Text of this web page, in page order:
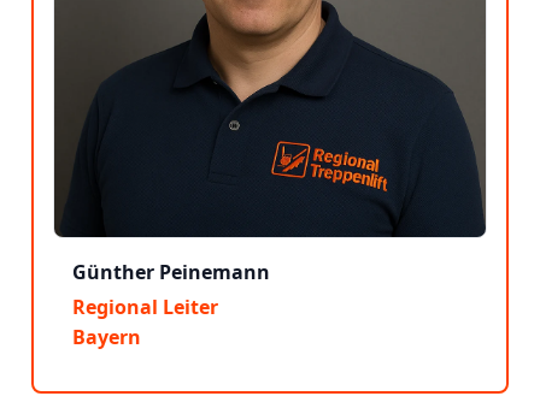
Günther Peinemann
Regional Leiter
Bayern